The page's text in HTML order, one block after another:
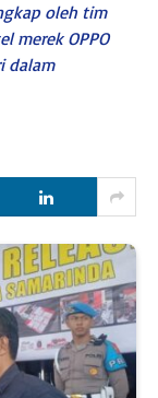
oleh tim
merek OPPO
dalam